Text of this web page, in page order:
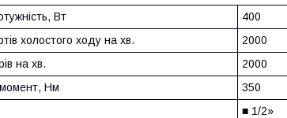
Вт
400
холостого ходу на хв.
2000
на хв.
2000
Нм
350
■ 1/2»